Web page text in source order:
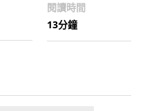
閱讀時間
13分鐘